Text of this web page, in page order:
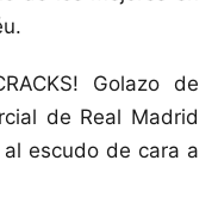
Golazo de
de Real Madrid
escudo de cara a